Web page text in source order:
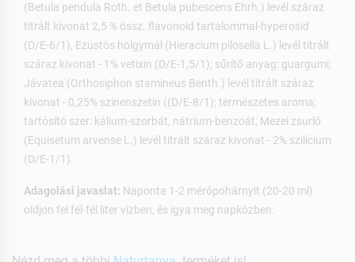
(Betula pendula Roth. et Betula pubescens Ehrh.) levél száraz
titrált kivonat 2,5 % össz. flavonoid tartalommal-hyperosid
(D/E-6/1), Ezüstös hölgymál (Hieracium pilosella L.) levél titrált
száraz kivonat - 1% vetixin (D/E-1,5/1); sűrítő anyag: guargumi;
Jávatea (Orthosiphon stamineus Benth.) levél titrált száraz
kivonat - 0,25% szinenszetin ((D/E-8/1); természetes aroma;
tartósító szer: kálium-szorbát, nátrium-benzoát; Mezei zsurló
(Equisetum arvense L.) levél titrált száraz kivonat - 2% szilícium
(D/E-1/1).
Adagolási javaslat: Naponta 1-2 mérőpohárnyit (20-20 ml)
oldjon fel fél-fél liter vízben, és igya meg napközben.